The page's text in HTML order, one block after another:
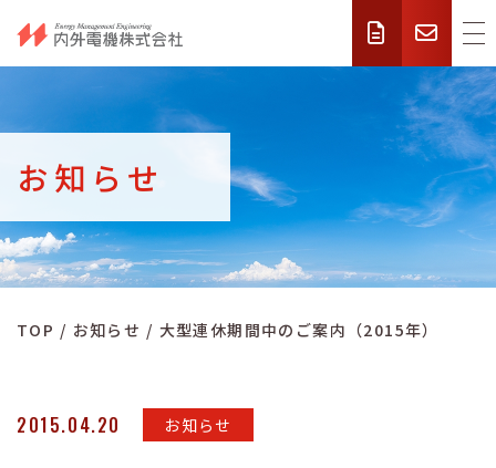
お知らせ
TOP お知らせ 大型連休期間中のご案内（2015年）
2015.04.20 お知らせ